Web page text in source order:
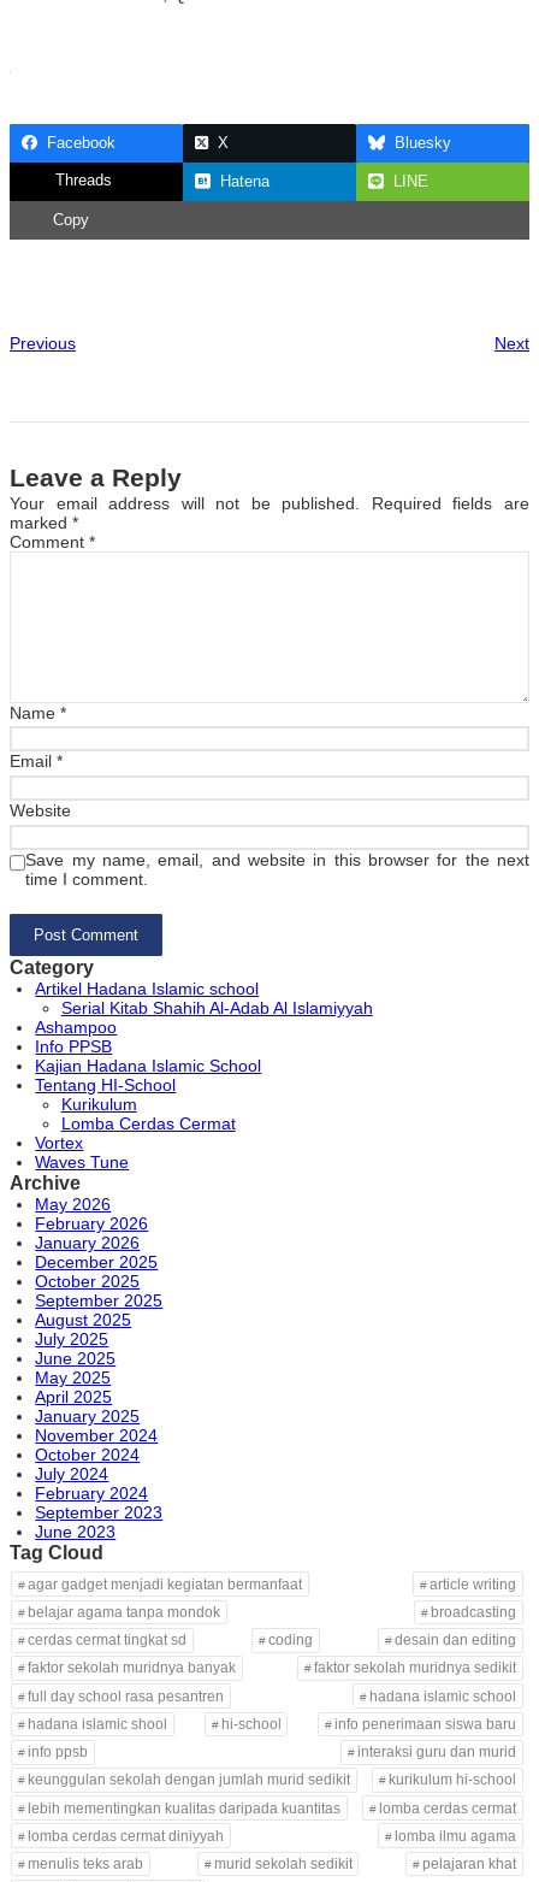
Facebook X Bluesky
Threads Hatena LINE
Copy
Previous Next
Leave a Reply
Your email address will not be published.
Required fields are
marked *
Comment *
Name *
Email *
Website
Save my name, email, and website in this browser for the next
time I comment.
Category
Artikel Hadana Islamic school
Serial Kitab Shahih Al-Adab Al Islamiyyah
Ashampoo
Info PPSB
Kajian Hadana Islamic School
Tentang HI-School
Kurikulum
Lomba Cerdas Cermat
Vortex
Waves Tune
Archive
May 2026
February 2026
January 2026
December 2025
October 2025
September 2025
August 2025
July 2025
June 2025
May 2025
April 2025
January 2025
November 2024
October 2024
July 2024
February 2024
September 2023
June 2023
Tag Cloud
agar gadget menjadi kegiatan bermanfaat
article writing
belajar agama tanpa mondok
broadcasting
cerdas cermat tingkat sd
coding
desain dan editing
faktor sekolah muridnya banyak
faktor sekolah muridnya sedikit
full day school rasa pesantren
hadana islamic school
hadana islamic shool
hi-school
info penerimaan siswa baru
info ppsb
interaksi guru dan murid
keunggulan sekolah dengan jumlah murid sedikit
kurikulum hi-school
lebih mementingkan kualitas daripada kuantitas
lomba cerdas cermat
lomba cerdas cermat diniyyah
lomba ilmu agama
menulis teks arab
murid sekolah sedikit
pelajaran khat